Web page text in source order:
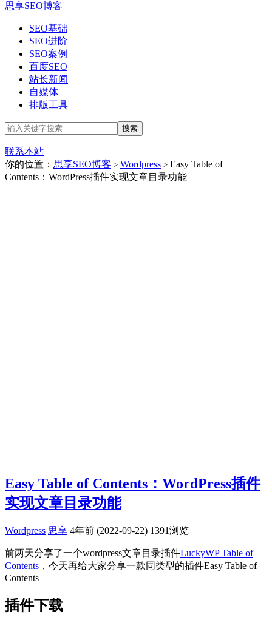
思享SEO博客
SEO基础
SEO进阶
SEO案例
百度SEO
站长新闻
自媒体
排版工具
联系本站
你的位置： 思享SEO博客 > Wordpress > Easy Table of
Contents：WordPress插件实现文章目录功能
Easy Table of Contents：WordPress插件
实现文章目录功能
Wordpress 思享 4年前 (2022-09-22) 1391浏览
前两天分享了一个wordpress文章目录插件LuckyWP Table of
Contents ，今天再给大家分享一款同类型的插件Easy Table of
Contents
插件下载